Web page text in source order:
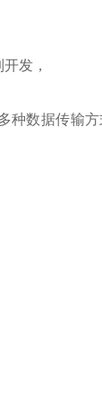
发，
种数据传输